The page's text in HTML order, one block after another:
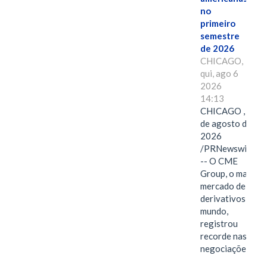
no
primeiro
semestre
de 2026
CHICAGO,
qui, ago 6
2026
14:13
CHICAGO , 6
de agosto de
2026
/PRNewswire/
-- O CME
Group, o maior
mercado de
derivativos do
mundo,
registrou
recorde nas
negociações